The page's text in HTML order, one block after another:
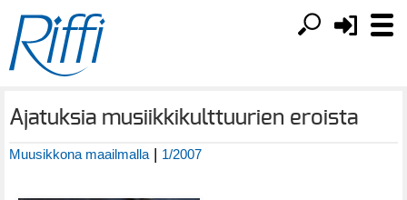
Ajatuksia musiikkikulttuurien eroista
Muusikkona maailmalla| 1/2007